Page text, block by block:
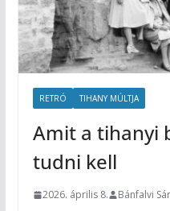
RETRÓ TIHANY MÚLTJA
Amit a tihanyi
tudni kell
2026. április 8. Bánfalvi